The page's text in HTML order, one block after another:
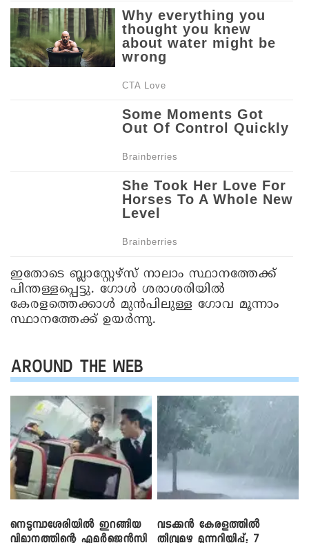
ഇതോടെ ബ്ലാസ്റ്റേഴ്‌സ് നാലാം സ്ഥാനത്തേക്ക്
പിന്തള്ളപ്പെട്ടു. ഗോൾ ശരാശരിയിൽ
കേരളത്തെക്കാൾ മുൻപിലുള്ള ഗോവ മൂന്നാം
സ്ഥാനത്തേക്ക് ഉയർന്നു.
AROUND THE WEB
നെടുമ്പാശേരിയിൽ ഇറങ്ങിയ
വടക്കൻ കേരളത്തിൽ